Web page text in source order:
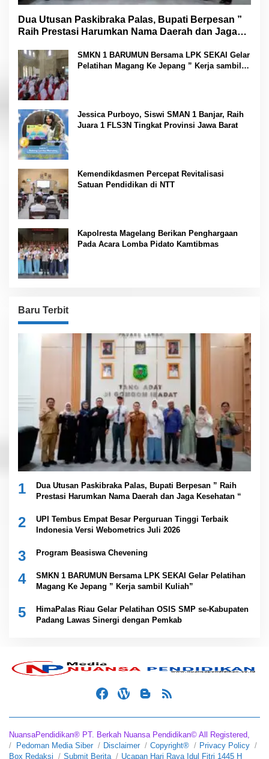
Dua Utusan Paskibraka Palas, Bupati Berpesan ”
Raih Prestasi Harumkan Nama Daerah dan Jaga
SMKN 1 BARUMUN Bersama LPK SEKAI Gelar
Pelatihan Magang Ke Jepang ” Kerja sambil
Jessica Purboyo, Siswi SMAN 1 Banjar, Raih
Juara 1 FLS3N Tingkat Provinsi Jawa Barat
Kemendikdasmen Percepat Revitalisasi
Satuan Pendidikan di NTT
Kapolresta Magelang Berikan Penghargaan
Pada Acara Lomba Pidato Kamtibmas
Baru Terbit
1
Dua Utusan Paskibraka Palas, Bupati Berpesan ” Raih
Prestasi Harumkan Nama Daerah dan Jaga Kesehatan “
2
UPI Tembus Empat Besar Perguruan Tinggi Terbaik
Indonesia Versi Webometrics Juli 2026
3 Program Beasiswa Chevening
4
SMKN 1 BARUMUN Bersama LPK SEKAI Gelar Pelatihan
Magang Ke Jepang ” Kerja sambil Kuliah”
5
HimaPalas Riau Gelar Pelatihan OSIS SMP se-Kabupaten
Padang Lawas Sinergi dengan Pemkab
NuansaPendidikan® PT. Berkah Nuansa Pendidikan© All Registered,
Pedoman Media Siber
Disclaimer Copyright®
Privacy Policy
Box Redaksi
Submit Berita Ucapan Hari Raya Idul Fitri 1445 H